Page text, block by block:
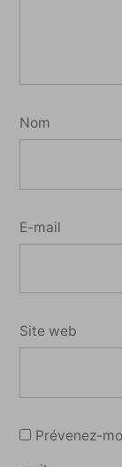
Nom
E-mail
Site web
Prévenez-